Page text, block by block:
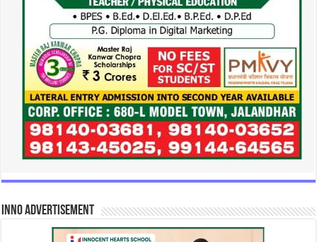
INNO Advertisement